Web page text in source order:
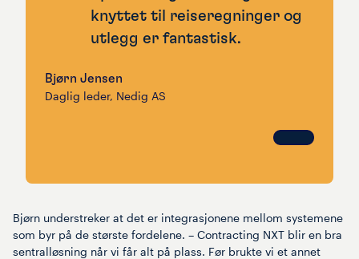
knyttet til reiseregninger og
utlegg er fantastisk.
Bjørn Jensen
Daglig leder, Nedig AS
Bjørn understreker at det er integrasjonene mellom systemene
som byr på de største fordelene. – Contracting NXT blir en bra
sentralløsning når vi får alt på plass. Før brukte vi et annet